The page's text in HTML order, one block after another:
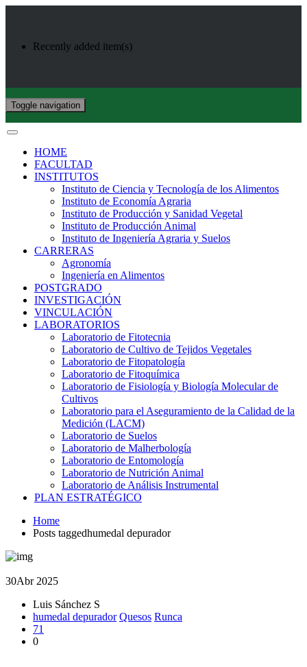
Recently added item(s)
Toggle navigation
HOME
FACULTAD
INSTITUTOS
Instituto de Ciencia y Tecnología de los Alimentos
Instituto de Economía Agraria
Instituto de Producción y Sanidad Vegetal
Instituto de Producción Animal
Instituto de Ingeniería Agraria y Suelos
CARRERAS
Agronomía
Ingeniería en Alimentos
POSTGRADO
INVESTIGACIÓN
VINCULACIÓN
LABORATORIOS
Laboratorio de Fitotecnia
Laboratorio de Cultivo de Tejidos Vegetales
Laboratorio de Fitopatología
Laboratorio de Fitoquímica
Laboratorio de Fisiología y Biología Molecular de
Cultivos
Laboratorio para el Aseguramiento de la Calidad de la
Medición (LACM)
Laboratorio de Suelos
Laboratorio de Malherbología
Laboratorio de Entomología
Laboratorio de Nutrición Animal
Laboratorio de Análisis Instrumental
PLAN ESTRATÉGICO
Home
Posts taggedhumedal depurador
30Abr 2025
Luis Sánchez S
humedal depurador Quesos Runca
71
0